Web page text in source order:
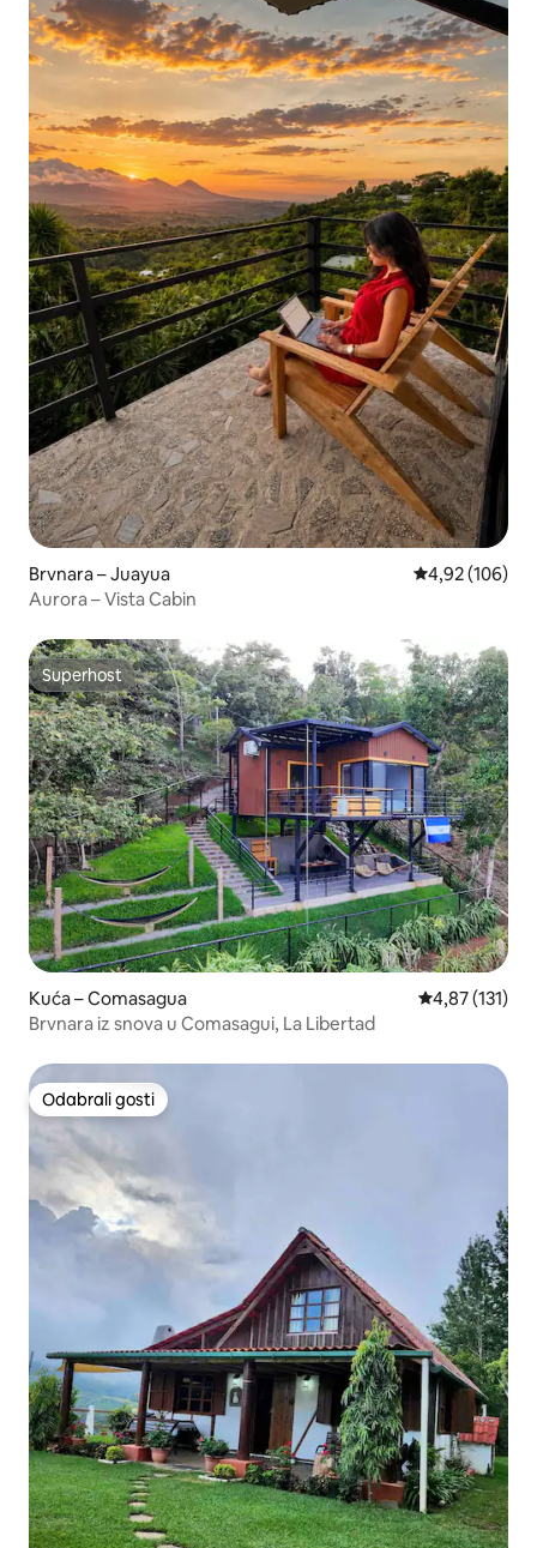
Brvnara – Juayua Prosječna
4,92 (106)
Aurora – Vista Cabin
Superhost
Superhost
Kuća – Comasagua Prosječna
4,87 (131)
Brvnara iz snova u Comasagui, La Libertad
Odabrali gosti
Odabrali gosti